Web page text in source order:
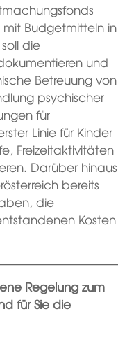
Budgetmitteln in
die
und
Betreuung von
psychischer
für
Linie für Kinder
Freizeitaktivitäten
Darüber hinaus
bereits
die
Kosten
Regelung zum
für Sie die